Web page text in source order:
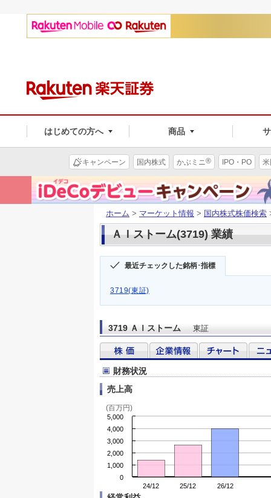
はじめての方へ 商品
キャンペーン 国内株式 かぶミニ® IPO・PO
ホーム > マーケット情報 > 国内株式株価検索
ＡＩストーム(3719) 業績
最近チェックした銘柄･指標
3719(東証)
3719 ＡＩストーム 東証